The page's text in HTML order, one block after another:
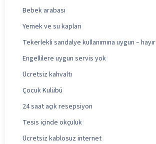
Bebek arabası
Yemek ve su kapları
Tekerlekli sandalye kullanımına uygun – hayır
Engellilere uygun servis yok
Ücretsiz kahvaltı
Çocuk Kulübü
24 saat açık resepsiyon
Tesis içinde okçuluk
Ücretsiz kablosuz internet